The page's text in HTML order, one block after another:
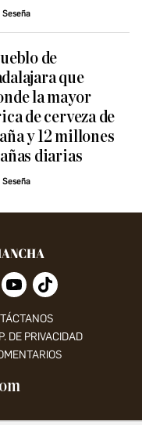
Seseña
de
que
la mayor
de cerveza de
y 12 millones
diarias
Seseña
P. DE PRIVACIDAD